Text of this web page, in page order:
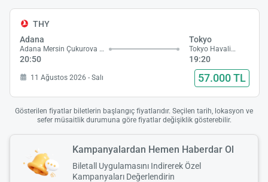
THY
Adana
Adana Mersin Çukurova Havalimanı
20:50
Tokyo
Tokyo Havalimanı
19:20
11 Ağustos 2026 - Salı 57.000 TL
Gösterilen fiyatlar biletlerin başlangıç fiyatlarıdır. Seçilen tarih, lokasyon ve
sefer müsaitlik durumuna göre fiyatlar değişiklik gösterebilir.
Kampanyalardan Hemen Haberdar Ol
Biletall Uygulamasını Indirerek Özel
Kampanyaları Değerlendirin